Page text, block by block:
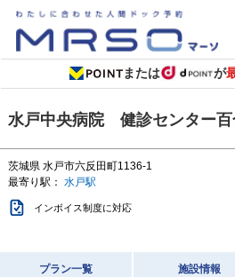
または が
水戸中央病院 健診センター百
茨城県 水戸市六反田町1136-1
最寄り駅： 水戸駅
インボイス制度に対応
プラン一覧 施設情報